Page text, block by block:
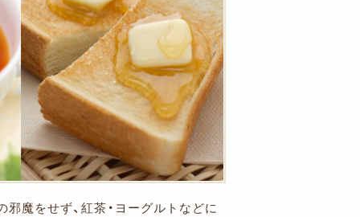
魔をせず、紅茶・ヨーグルトなどに